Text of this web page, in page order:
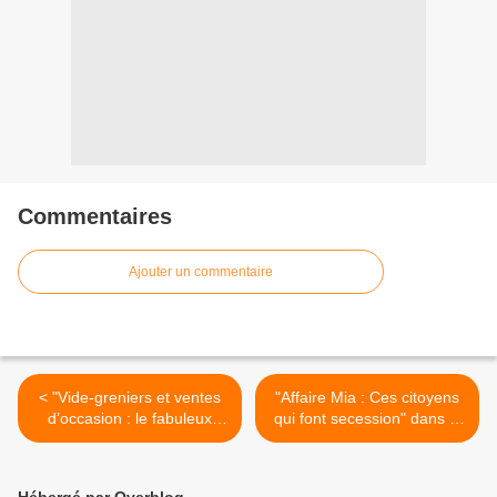
Commentaires
Ajouter un commentaire
< "Vide-greniers et ventes
d’occasion : le fabuleux
marché de la seconde main
"Affaire Mia : Ces citoyens
qui font secession" dans la
case "La fabrique du